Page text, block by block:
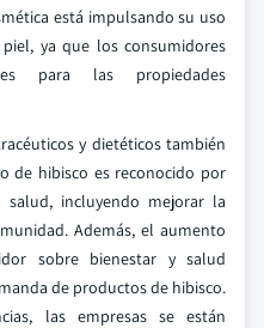
está impulsando su uso
ya que los consumidores
para las propiedades
y dietéticos también
de hibisco es reconocido por
incluyendo mejorar la
Además, el aumento
sobre bienestar y salud
de productos de hibisco.
las empresas se están